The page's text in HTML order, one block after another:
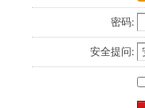
密码:
安全提问: